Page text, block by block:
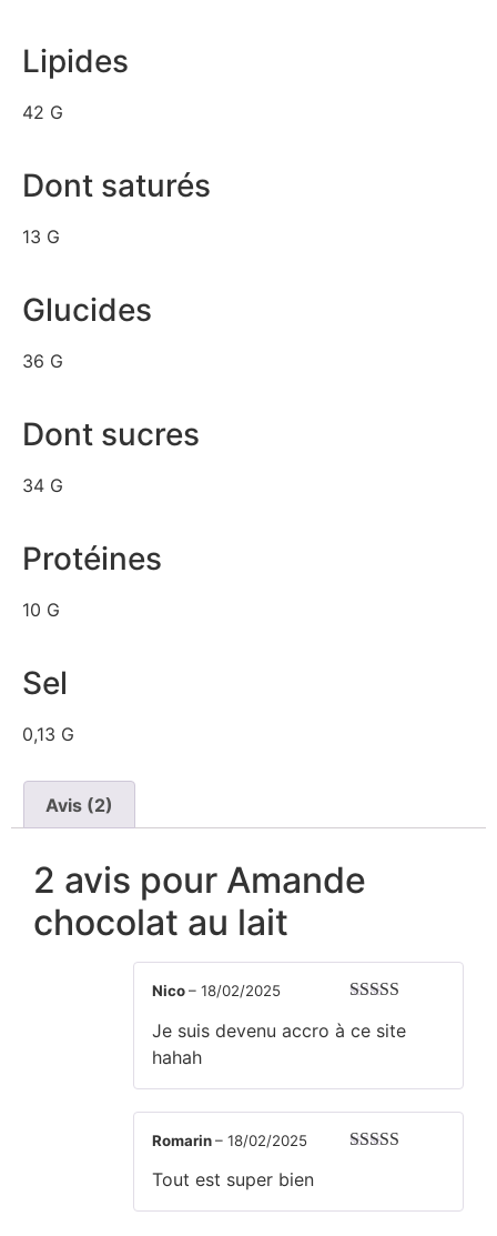
Lipides
42 G
Dont saturés
13 G
Glucides
36 G
Dont sucres
34 G
Protéines
10 G
Sel
0,13 G
Avis (2)
2 avis pour Amande
chocolat au lait
Nico– 18/02/2025
Je suis devenu accro à ce site
hahah
Romarin– 18/02/2025
Tout est super bien